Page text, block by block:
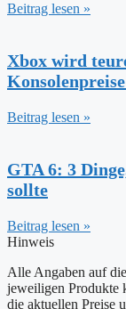
Beitrag lesen »
Xbox wird
Beitrag lesen »
GTA 6: 3
sollte
Beitrag lesen »
Hinweis
Alle Angaben auf
jeweiligen Produkte
die aktuellen Preise